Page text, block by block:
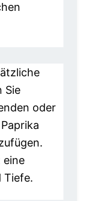
Sie
oder
eine
Tiefe.